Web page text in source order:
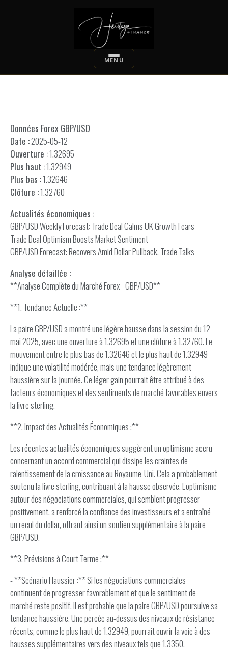
Données Forex GBP/USD
Date :2025-05-12
Ouverture :1.32695
Plus haut :1.32949
Plus bas :1.32646
Clôture :1.32760
Actualités économiques :
GBP/USD Weekly Forecast: Trade Deal Calms UK Growth Fears
Trade Deal Optimism Boosts Market Sentiment
GBP/USD Forecast: Recovers Amid Dollar Pullback, Trade Talks
Analyse détaillée :
**Analyse Complète du Marché Forex - GBP/USD**
**1. Tendance Actuelle :**
La paire GBP/USD a montré une légère hausse dans la session du 12
mai 2025, avec une ouverture à 1.32695 et une clôture à 1.32760. Le
mouvement entre le plus bas de 1.32646 et le plus haut de 1.32949
indique une volatilité modérée, mais une tendance légèrement
haussière sur la journée. Ce léger gain pourrait être attribué à des
facteurs économiques et des sentiments de marché favorables envers
la livre sterling.
**2. Impact des Actualités Économiques :**
Les récentes actualités économiques suggèrent un optimisme accru
concernant un accord commercial qui dissipe les craintes de
ralentissement de la croissance au Royaume-Uni. Cela a probablement
soutenu la livre sterling, contribuant à la hausse observée. L'optimisme
autour des négociations commerciales, qui semblent progresser
positivement, a renforcé la confiance des investisseurs et a entraîné
un recul du dollar, offrant ainsi un soutien supplémentaire à la paire
GBP/USD.
**3. Prévisions à Court Terme :**
- **Scénario Haussier :** Si les négociations commerciales
continuent de progresser favorablement et que le sentiment de
marché reste positif, il est probable que la paire GBP/USD poursuive sa
tendance haussière. Une percée au-dessus des niveaux de résistance
récents, comme le plus haut de 1.32949, pourrait ouvrir la voie à des
hausses supplémentaires vers des niveaux tels que 1.3350.